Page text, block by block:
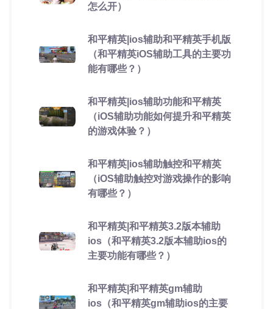
怎么开）
和平精英|ios辅助和平精英手机版
（和平精英iOS辅助工具的主要功
能有哪些？）
和平精英|ios辅助功能和平精英
（iOS辅助功能如何提升和平精英
的游戏体验？）
和平精英|ios辅助触控和平精英
（iOS辅助触控对游戏操作的影响
有哪些？）
和平精英|和平精英3.2版本辅助
ios（和平精英3.2版本辅助ios的
主要功能有哪些？）
和平精英|和平精英gm辅助
ios（和平精英gm辅助ios的主要